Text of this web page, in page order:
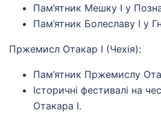
Пам’ятник Мешку I у
Пам’ятник Болеславу I у
Пржемисл Отакар I (Чехія):
Пам’ятник Пржемислу
Історичні фестивалі на
Отакара I.